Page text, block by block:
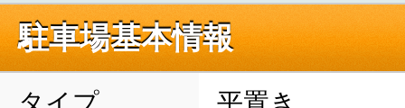
駐車場基本情報